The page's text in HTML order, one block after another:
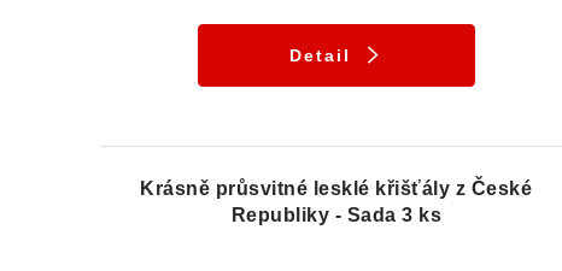
Detail
Krásně průsvitné lesklé křišťály z České
Republiky - Sada 3 ks